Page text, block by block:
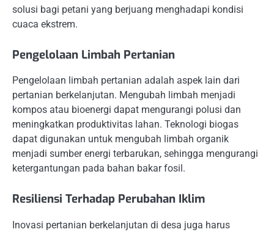
solusi bagi petani yang berjuang menghadapi kondisi
cuaca ekstrem.
Pengelolaan Limbah Pertanian
Pengelolaan limbah pertanian adalah aspek lain dari
pertanian berkelanjutan. Mengubah limbah menjadi
kompos atau bioenergi dapat mengurangi polusi dan
meningkatkan produktivitas lahan. Teknologi biogas
dapat digunakan untuk mengubah limbah organik
menjadi sumber energi terbarukan, sehingga mengurangi
ketergantungan pada bahan bakar fosil.
Resiliensi Terhadap Perubahan Iklim
Inovasi pertanian berkelanjutan di desa juga harus